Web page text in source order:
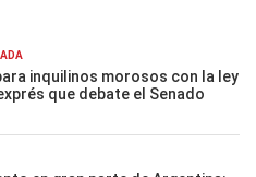
inquilinos morosos con la ley
que debate el Senado